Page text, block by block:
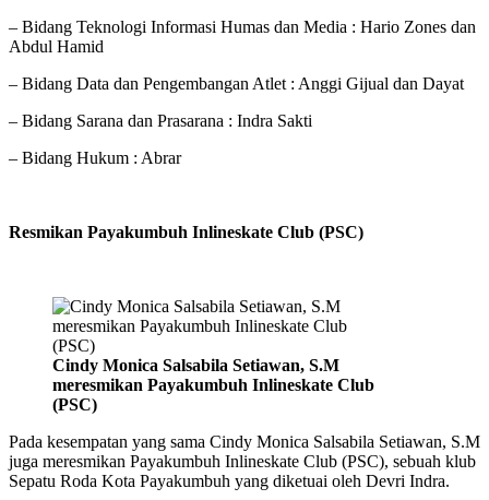
– Bidang Teknologi Informasi Humas dan Media : Hario Zones dan
Abdul Hamid
– Bidang Data dan Pengembangan Atlet : Anggi Gijual dan Dayat
– Bidang Sarana dan Prasarana : Indra Sakti
– Bidang Hukum : Abrar
Resmikan Payakumbuh Inlineskate Club (PSC)
Cindy Monica Salsabila Setiawan, S.M
meresmikan Payakumbuh Inlineskate Club
(PSC)
Pada kesempatan yang sama Cindy Monica Salsabila Setiawan, S.M
juga meresmikan Payakumbuh Inlineskate Club (PSC), sebuah klub
Sepatu Roda Kota Payakumbuh yang diketuai oleh Devri Indra.